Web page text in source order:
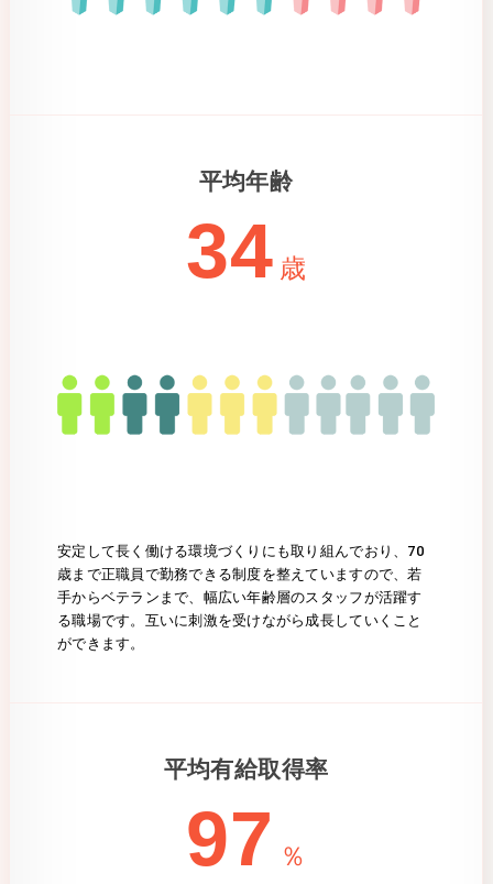
平均年齢
34 歳
安定して長く働ける環境づくりにも取り組んでおり、70
歳まで正職員で勤務できる制度を整えていますので、若
手からベテランまで、幅広い年齢層のスタッフが活躍す
る職場です。互いに刺激を受けながら成長していくこと
ができます。
平均有給取得率
97 ％